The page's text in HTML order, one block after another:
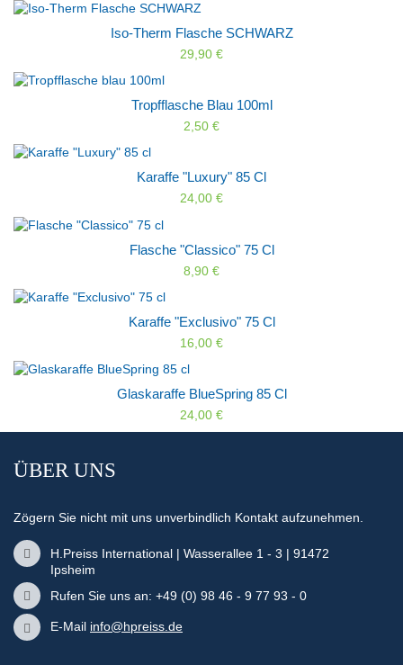
Iso-Therm Flasche SCHWARZ
29,90 €
Tropfflasche Blau 100ml
2,50 €
Karaffe "Luxury" 85 Cl
24,00 €
Flasche "Classico" 75 Cl
8,90 €
Karaffe "Exclusivo" 75 Cl
16,00 €
Glaskaraffe BlueSpring 85 Cl
24,00 €
ÜBER UNS
Zögern Sie nicht mit uns unverbindlich Kontakt aufzunehmen.
H.Preiss International | Wasserallee 1 - 3 | 91472
Ipsheim
Rufen Sie uns an: +49 (0) 98 46 - 9 77 93 - 0
E-Mail info@hpreiss.de